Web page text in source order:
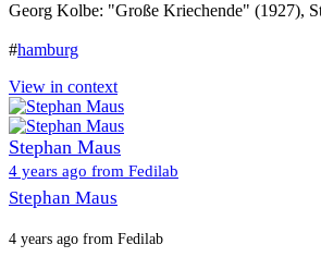
Georg Kolbe: "Große Kriechende" (1927),
#hamburg
View in context
Stephan Maus
4 years ago from Fedilab
Stephan Maus
4 years ago from Fedilab